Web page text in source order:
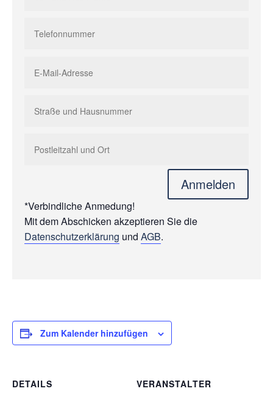
Anmelden
*Verbindliche Anmedung!
Mit dem Abschicken akzeptieren Sie die
Datenschutzerklärung und AGB.
Zum Kalender hinzufügen
DETAILS
VERANSTALTER